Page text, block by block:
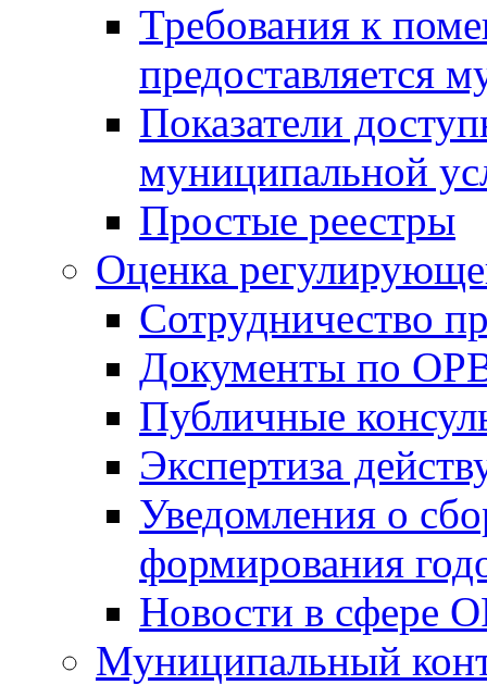
Требования к
предоставляется
Показатели
муниципальной
Простые реестры
Оценка
Сотрудничество
Документы по
Публичные
Экспертиза
Уведомления о
формирования
Новости в сфере
Муниципальный